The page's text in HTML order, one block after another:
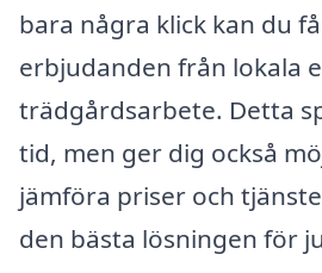
bara några klick kan du
erbjudanden från lokala
trädgårdsarbete. Detta
tid, men ger dig också
jämföra priser och
den bästa lösningen för